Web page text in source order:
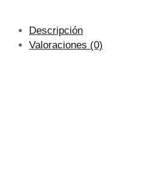
Descripción
Valoraciones (0)